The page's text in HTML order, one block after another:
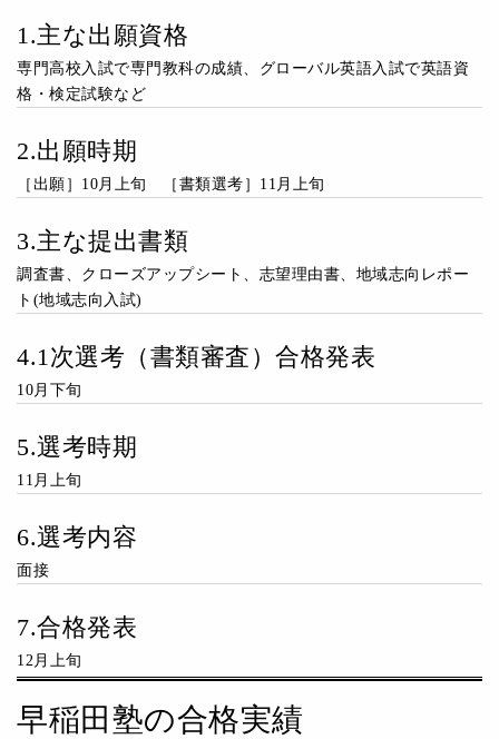
1.主な出願資格
専門高校入試で専門教科の成績、グローバル英語入試で英語資
格・検定試験など
2.出願時期
［出願］10月上旬 ［書類選考］11月上旬
3.主な提出書類
調査書、クローズアップシート、志望理由書、地域志向レポー
ト(地域志向入試)
4.1次選考（書類審査）合格発表
10月下旬
5.選考時期
11月上旬
6.選考内容
面接
7.合格発表
12月上旬
早稲田塾の合格実績